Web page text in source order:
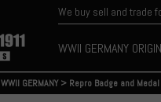
We buy sell and trade
WWII GERMANY
WWII GERMANY > Repro Badge and